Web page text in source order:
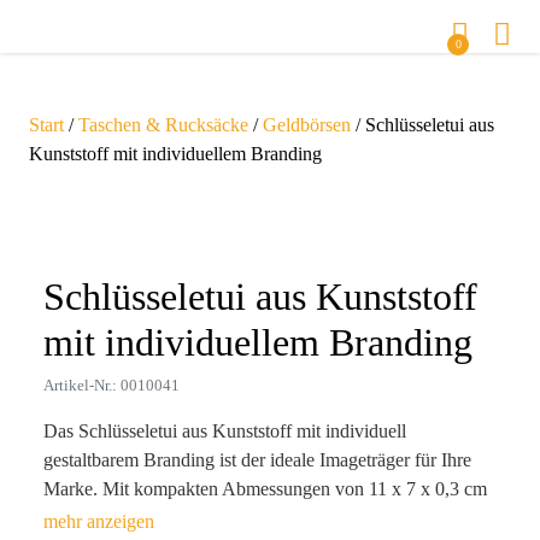
0
Start /Taschen & Rucksäcke /Geldbörsen / Schlüsseletui aus
Kunststoff mit individuellem Branding
Zoom
Schlüsseletui aus Kunststoff
mit individuellem Branding
Artikel-Nr.: 0010041
Das Schlüsseletui aus Kunststoff mit individuell
gestaltbarem Branding ist der ideale Imageträger für Ihre
Marke. Mit kompakten Abmessungen von 11 x 7 x 0,3 cm
und einem Gewicht von nur 40 g passt es perfekt in jede